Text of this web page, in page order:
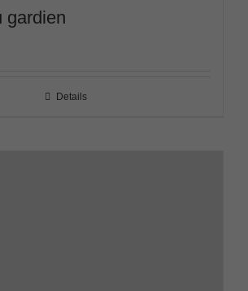
gardien
Details